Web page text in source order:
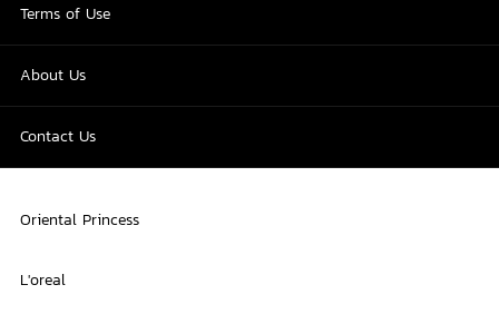
Terms of Use
About Us
Contact Us
Oriental Princess
L'oreal